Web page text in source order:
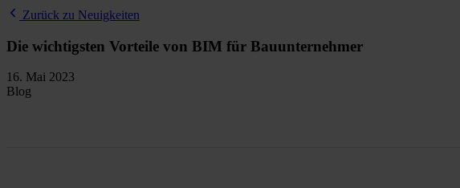
Zurück zu Neuigkeiten
Die wichtigsten Vorteile von BIM für Bauunternehmer
16. Mai 2023
Blog